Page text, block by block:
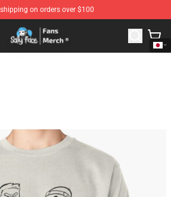
shipping on orders over $100
- Official Sally Face Merchandise Shop